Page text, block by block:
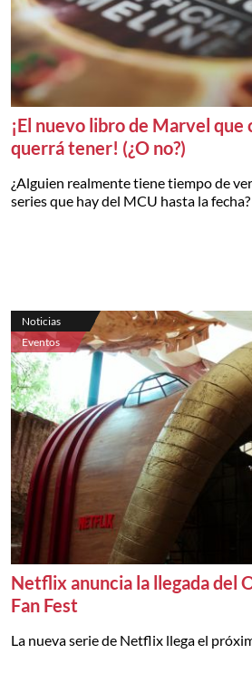
¡El nuevo libro de Marvel
querrá tener! (¿O no?)
¿Alguien realmente tiene tiempo de
series que hay del MCU hasta la fecha?
Noticias
Eventos
Netflix anuncia la llegada del
Fan Fest
La nueva serie de Netflix llega el